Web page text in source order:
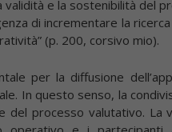
e la sostenibilità del
di incrementare la
(p. 200, corsivo mio).
per la diffusione
In questo senso, la
processo valutativo. La